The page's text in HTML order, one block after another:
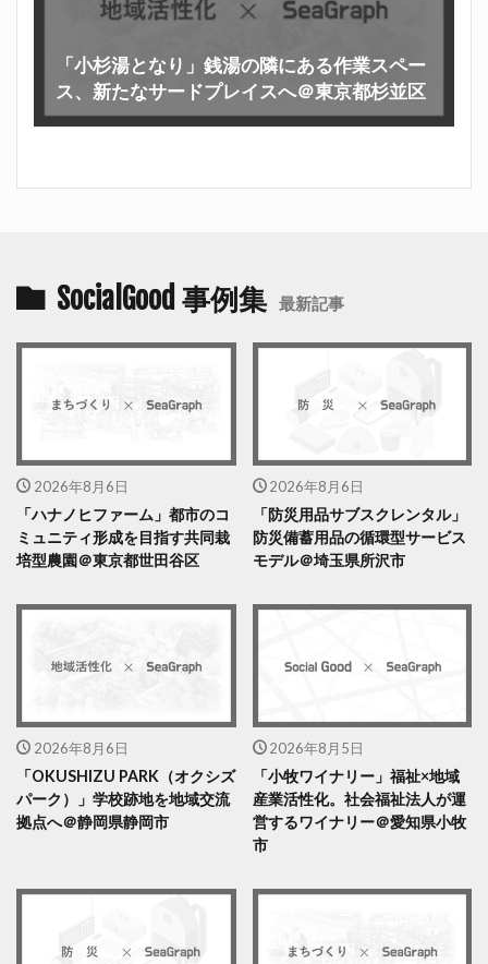
「小杉湯となり」銭湯の隣にある作業スペー
ス、新たなサードプレイスへ＠東京都杉並区
SocialGood 事例集 最新記事
2026年8月6日
「ハナノヒファーム」都市のコ
ミュニティ形成を目指す共同栽
培型農園＠東京都世田谷区
2026年8月6日
「防災用品サブスクレンタル」
防災備蓄用品の循環型サービス
モデル＠埼玉県所沢市
2026年8月6日
「OKUSHIZU PARK（オクシズ
パーク）」学校跡地を地域交流
拠点へ＠静岡県静岡市
2026年8月5日
「小牧ワイナリー」福祉×地域
産業活性化。社会福祉法人が運
営するワイナリー＠愛知県小牧
市